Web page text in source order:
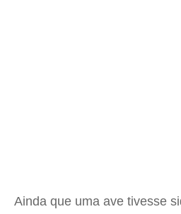
Ainda que uma ave tivesse